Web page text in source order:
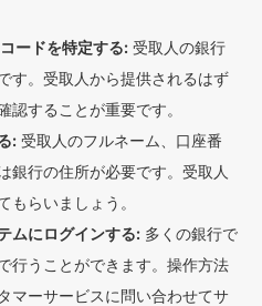
ードを特定する: 受取人の銀行
す。受取人から提供されるはず
認することが重要です。
: 受取人のフルネーム、口座番
銀行の住所が必要です。受取人
もらいましょう。
ムにログインする: 多くの銀行で
行うことができます。操作方法
マーサービスに問い合わせてサ